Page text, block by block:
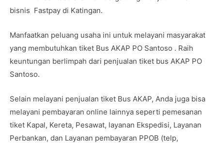
bisnis Fastpay di Katingan.
Manfaatkan peluang usaha ini untuk melayani masyarakat
yang membutuhkan tiket Bus AKAP PO Santoso . Raih
keuntungan berlimpah dari penjualan tiket bus AKAP PO
Santoso.
Selain melayani penjualan tiket Bus AKAP, Anda juga bisa
melayani pembayaran online lainnya seperti pemesanan
tiket Kapal, Kereta, Pesawat, layanan Ekspedisi, Layanan
Perbankan, dan Layanan pembayaran PPOB (telp,